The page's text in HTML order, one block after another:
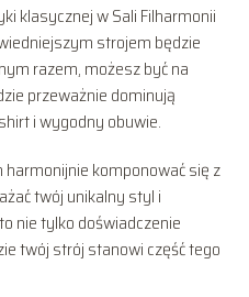
klasycznej w Sali Filharmonii
strojem będzie
razem, możesz być na
przeważnie dominują
i wygodny obuwie.
komponować się z
twój unikalny styl i
nie tylko doświadczenie
twój strój stanowi część tego